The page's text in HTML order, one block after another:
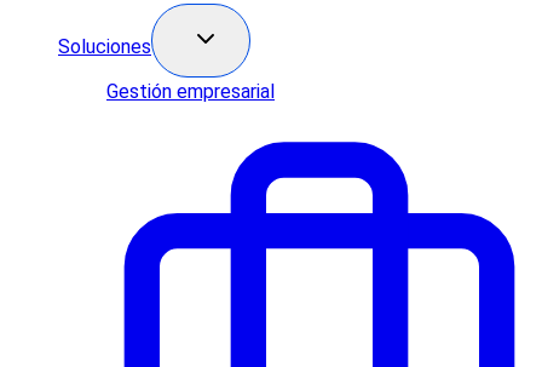
Soluciones
Gestión empresarial